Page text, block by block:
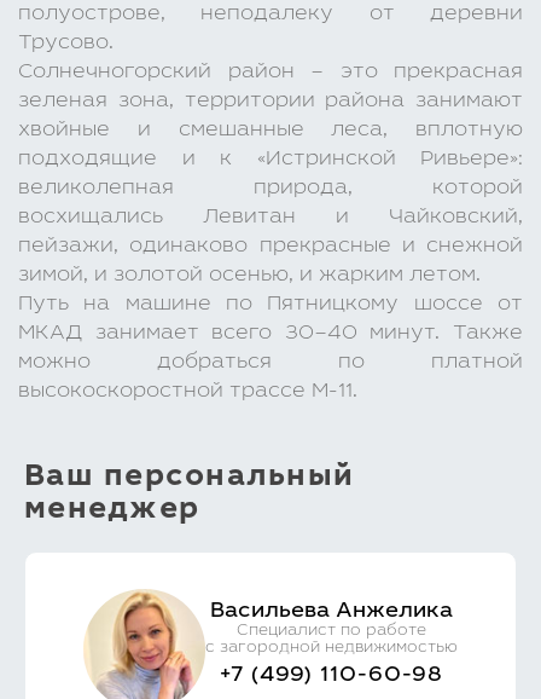
полуострове, неподалеку от деревни
Трусово.
Солнечногорский район – это прекрасная
зеленая зона, территории района занимают
хвойные и смешанные леса, вплотную
подходящие и к «Истринской Ривьере»:
великолепная природа, которой
восхищались Левитан и Чайковский,
пейзажи, одинаково прекрасные и снежной
зимой, и золотой осенью, и жарким летом.
Путь на машине по Пятницкому шоссе от
МКАД занимает всего 30–40 минут. Также
можно добраться по платной
высокоскоростной трассе М-11.
Ваш персональный
менеджер
Васильева Анжелика
Специалист по работе
с загородной недвижимостью
+7 (499) 110-60-98